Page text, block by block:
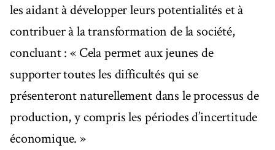
les aidant à développer leurs potentialités et à
contribuer à la transformation de la société,
concluant : « Cela permet aux jeunes de
supporter toutes les difficultés qui se
présenteront naturellement dans le processus de
production, y compris les périodes d’incertitude
économique. »